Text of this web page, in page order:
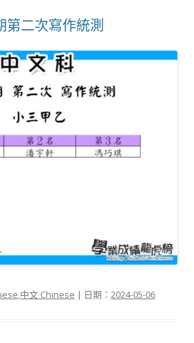
第二次寫作統測
,中文 Chinese | 日期： 2024-05-06